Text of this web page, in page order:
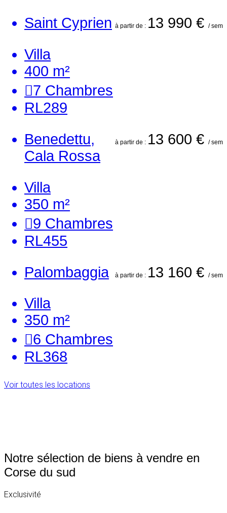
à partir de : 13 990 € / sem
Saint Cyprien
Villa
400 m²
7 Chambres
RL289
à partir de : 13 600 € / sem
Benedettu,
Cala Rossa
Villa
350 m²
9 Chambres
RL455
à partir de : 13 160 € / sem
Palombaggia
Villa
350 m²
6 Chambres
RL368
Voir toutes les locations
Notre sélection de biens à vendre en
Corse du sud
Exclusivité